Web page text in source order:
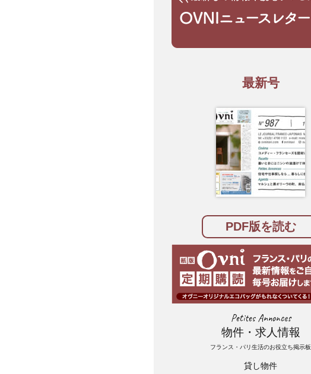
最新号
PDF版を読む
Petites Annonces
物件・求人情報
フランス・パリ生活のお役立ち掲示板
貸し物件